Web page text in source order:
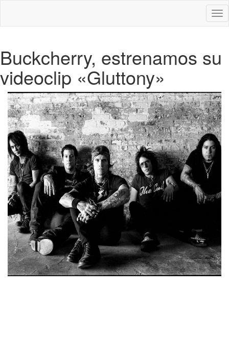
Buckcherry, estrenamos su
videoclip «Gluttony»